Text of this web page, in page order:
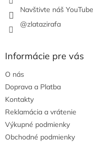
Navštivte náš YouTube
@zlatazirafa
Informácie pre vás
O nás
Doprava a Platba
Kontakty
Reklamácia a vrátenie
Výkupné podmienky
Obchodné podmienky